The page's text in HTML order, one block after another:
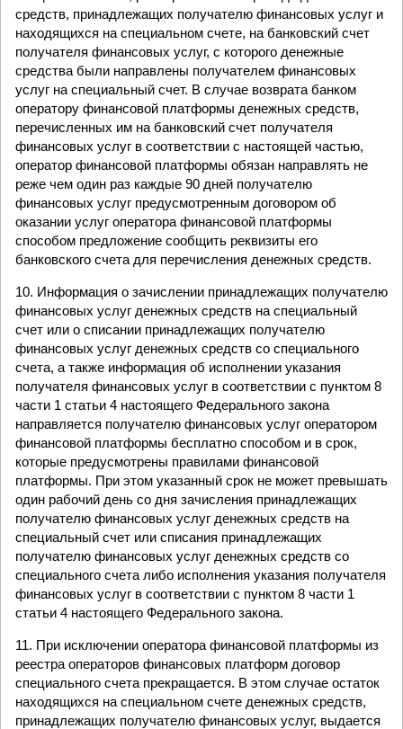
средств, принадлежащих получателю финансовых услуг и
находящихся на специальном счете, на банковский счет
получателя финансовых услуг, с которого денежные
средства были направлены получателем финансовых
услуг на специальный счет. В случае возврата банком
оператору финансовой платформы денежных средств,
перечисленных им на банковский счет получателя
финансовых услуг в соответствии с настоящей частью,
оператор финансовой платформы обязан направлять не
реже чем один раз каждые 90 дней получателю
финансовых услуг предусмотренным договором об
оказании услуг оператора финансовой платформы
способом предложение сообщить реквизиты его
банковского счета для перечисления денежных средств.
10. Информация о зачислении принадлежащих получателю
финансовых услуг денежных средств на специальный
счет или о списании принадлежащих получателю
финансовых услуг денежных средств со специального
счета, а также информация об исполнении указания
получателя финансовых услуг в соответствии с пунктом 8
части 1 статьи 4 настоящего Федерального закона
направляется получателю финансовых услуг оператором
финансовой платформы бесплатно способом и в срок,
которые предусмотрены правилами финансовой
платформы. При этом указанный срок не может превышать
один рабочий день со дня зачисления принадлежащих
получателю финансовых услуг денежных средств на
специальный счет или списания принадлежащих
получателю финансовых услуг денежных средств со
специального счета либо исполнения указания получателя
финансовых услуг в соответствии с пунктом 8 части 1
статьи 4 настоящего Федерального закона.
11. При исключении оператора финансовой платформы из
реестра операторов финансовых платформ договор
специального счета прекращается. В этом случае остаток
находящихся на специальном счете денежных средств,
принадлежащих получателю финансовых услуг, выдается